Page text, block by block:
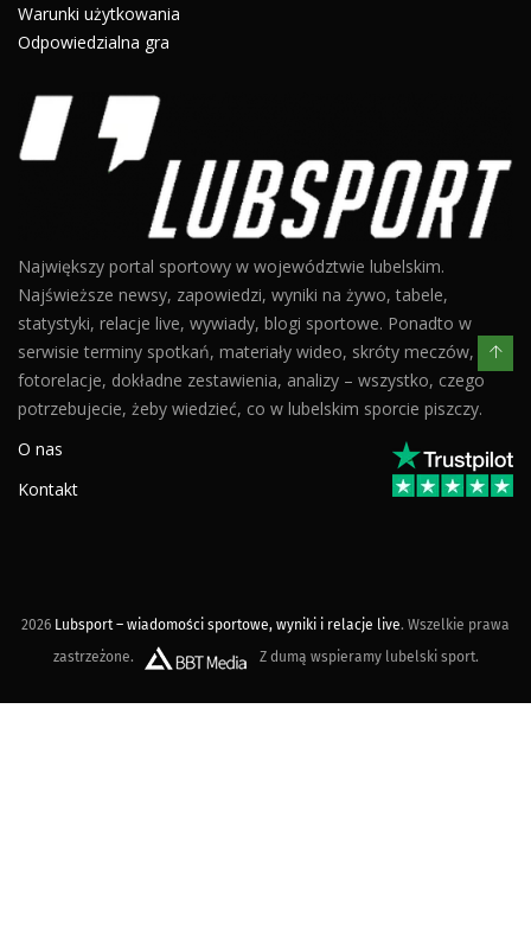
Warunki użytkowania
Odpowiedzialna gra
Największy portal sportowy w województwie lubelskim.
Najświeższe newsy, zapowiedzi, wyniki na żywo, tabele,
statystyki, relacje live, wywiady, blogi sportowe. Ponadto w
serwisie terminy spotkań, materiały wideo, skróty meczów,
fotorelacje, dokładne zestawienia, analizy – wszystko, czego
potrzebujecie, żeby wiedzieć, co w lubelskim sporcie piszczy.
O nas
Kontakt
2026 Lubsport – wiadomości sportowe, wyniki i relacje live. Wszelkie prawa
zastrzeżone.
Z dumą wspieramy lubelski sport.